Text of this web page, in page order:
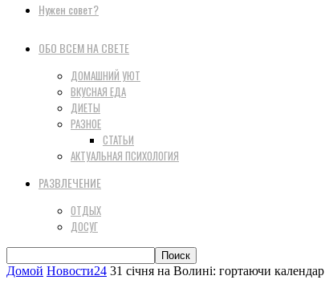
Нужен совет?
ОБО ВСЕМ НА СВЕТЕ
ДОМАШНИЙ УЮТ
ВКУСНАЯ ЕДА
ДИЕТЫ
РАЗНОЕ
СТАТЬИ
АКТУАЛЬНАЯ ПСИХОЛОГИЯ
РАЗВЛЕЧЕНИЕ
ОТДЫХ
ДОСУГ
Домой Новости24 31 січня на Волині: гортаючи календар